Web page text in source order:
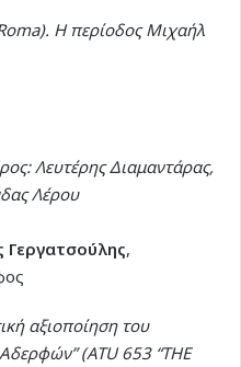
Η περίοδος Μιχαήλ
Λευτέρης Διαμαντάρας,
Λέρου
Γεργατσούλης,
αξιοποίηση του
(ATU 653 “THE